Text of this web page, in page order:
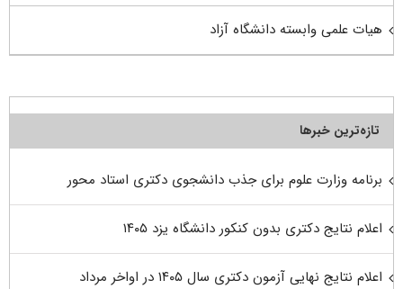
هیات علمی وابسته دانشگاه آزاد
تازه‌ترین خبرها
برنامه وزارت علوم برای جذب دانشجوی دکتری استاد محور
اعلام نتایج دکتری بدون کنکور دانشگاه یزد ۱۴۰۵
اعلام نتایج نهایی آزمون دکتری سال ۱۴۰۵ در اواخر مرداد